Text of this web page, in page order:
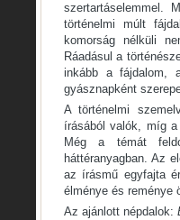
szertartáselemmel.
történelmi múlt
komorság nélküli
Ráadásul a
inkább a fájdalom,
gyásznapként
A történelmi
írásából valók, míg
Még a témát
háttéranyagban. Az
az írásmű egyfajta
élménye és reménye
Az ajánlott népdalok: